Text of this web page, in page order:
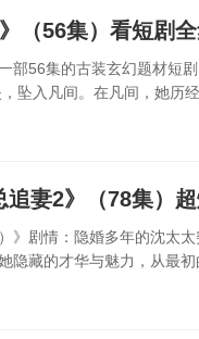
（56集）看短剧
部56集的古装玄幻题材短
坠入凡间。在凡间，她历
追妻2》（78集）
》剧情：隐婚多年的沈太
隐藏的才华与魅力，从最